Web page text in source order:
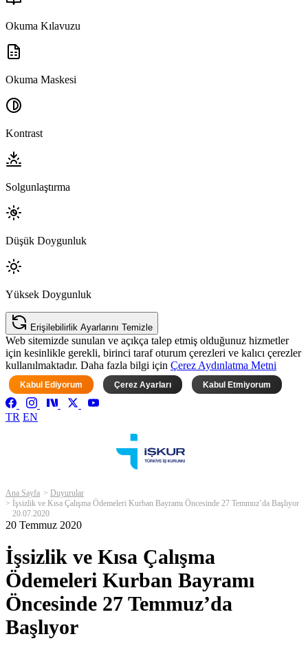
Okuma Kılavuzu
Okuma Maskesi
Kontrast
Solgunlaştırma
Düşük Doygunluk
Yüksek Doygunluk
Erişilebilirlik Ayarlarını Temizle
Web sitemizde sunulan ve açıkça talep etmiş olduğunuz hizmetler
için kesinlikle gerekli, birinci taraf oturum çerezleri ve kalıcı çerezler
kullanılmaktadır. Daha fazla bilgi için Çerez Aydınlatma Metni
Kabul Ediyorum Çerez Ayarları Kabul Etmiyorum
TR EN
Ana Sayfa
Duyurular
İşsizlik ve Kısa Çalışma Ödemeleri Kurban Bayramı Öncesinde 27 Temmuz’da Başlıyor
20.07.2020
20 Temmuz 2020
İşsizlik ve Kısa Çalışma
Ödemeleri Kurban Bayramı
Öncesinde 27 Temmuz’da
Başlıyor